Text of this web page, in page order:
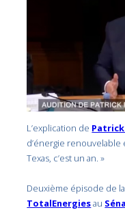
L’explication de
d’énergie renouvelable
Texas, c’est un an. »
Deuxième épisode de
TotalEnergiesau